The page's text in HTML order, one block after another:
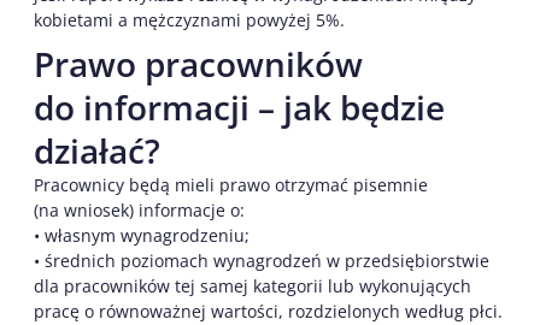
kobietami a mężczyznami powyżej 5%.
Prawo pracowników
do informacji – jak będzie
działać?
Pracownicy będą mieli prawo otrzymać pisemnie
(na wniosek) informacje o:
• własnym wynagrodzeniu;
• średnich poziomach wynagrodzeń w przedsiębiorstwie
dla pracowników tej samej kategorii lub wykonujących
pracę o równoważnej wartości, rozdzielonych według płci.